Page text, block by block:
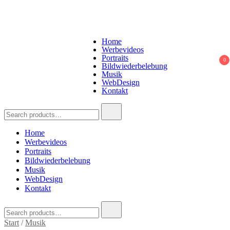
Home
Werbevideos
Portraits
Bildwiederbelebung
Musik
WebDesign
Kontakt
0
Home
Werbevideos
Portraits
Bildwiederbelebung
Musik
WebDesign
Kontakt
Start /Musik